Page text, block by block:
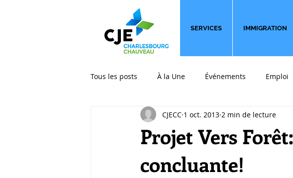
SERVICES IMMIGRATION
Tous les posts À la Une Événements Emploi
International Les billets qui font du bien
Projet Vers
concluante!
CJECC 1 oct. 2013 2 min de lecture